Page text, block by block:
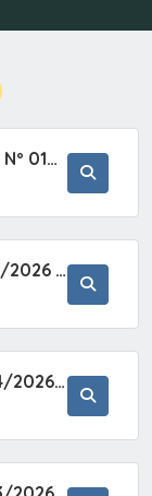
CONCORRÊNCIA PRESENCIAL Nº 019/2025 - PAVIMENTAÇÃO ASFÁLTICA EM TRECHO DA RUA 2 NO BAIRRO VILA SOARES NO MUNICÍPIO DE SETE BARRAS/SP.
PREGÃO ELETRÔNICO Nº 021/2026 - AQUISIÇÃO DE CONTENTORES E CARRINHOS, DESTINADOS A COLETIVA E MANEJO DE RESÍDUOS SÓLIDOS, ATRAVÉS DO SISTEMA DE REGISTRO DE PREÇOS (SRP)
PREGÃO ELETRÔNICO Nº 024/2026 - AQUISIÇÃO DE GÁS MEDICINAL TIPO OXIGÊNIO (1,00 M3, 3,00 M3 E 10,00 M3), EM ATENDIMENTO À SECRETARIA MUNICIPAL DE SAÚDE, ATRAVÉS DO SISTEMA DE REGISTRO DE PREÇOS (SRP)